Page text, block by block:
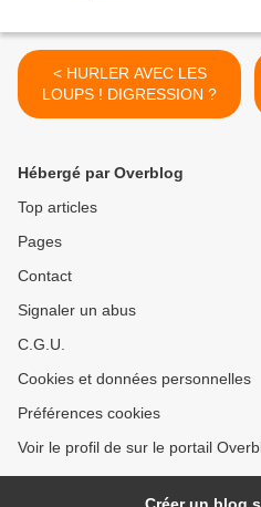
< HURLER AVEC LES
LOUPS ! DIGRESSION ?
Hébergé par Overblog
Top articles
Pages
Contact
Signaler un abus
C.G.U.
Cookies et données personnelles
Préférences cookies
Voir le profil de sur le portail